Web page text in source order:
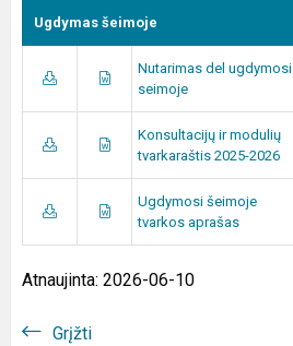
Ugdymas šeimoje
Nutarimas del ugdymosi
seimoje
Konsultacijų ir modulių
tvarkaraštis 2025-2026
Ugdymosi šeimoje
tvarkos aprašas
Atnaujinta: 2026-06-10
Grįžti